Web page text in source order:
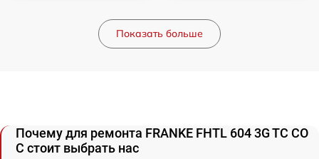
Показать больше
Почему для ремонта FRANKE FHTL 604 3G TC CO
C стоит выбрать нас